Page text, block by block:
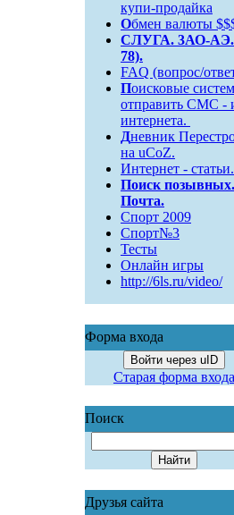
купи-продайка
Обмен валюты
СЛУГА. 3АО-
78).
FAQ (вопрос/
Поисковые
отправить СМС -
интернета.
Дневник
на uCoZ.
Интернет - статьи.
Поиск позывных.
Почта.
Спорт 2009
Спорт№3
Тесты
Онлайн игры
http://6ls.ru/video/
Форма входа
Войти через uID
Старая форма входа
Поиск
Друзья сайта